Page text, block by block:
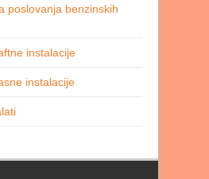
poslovanja benzinskih
instalacije
instalacije